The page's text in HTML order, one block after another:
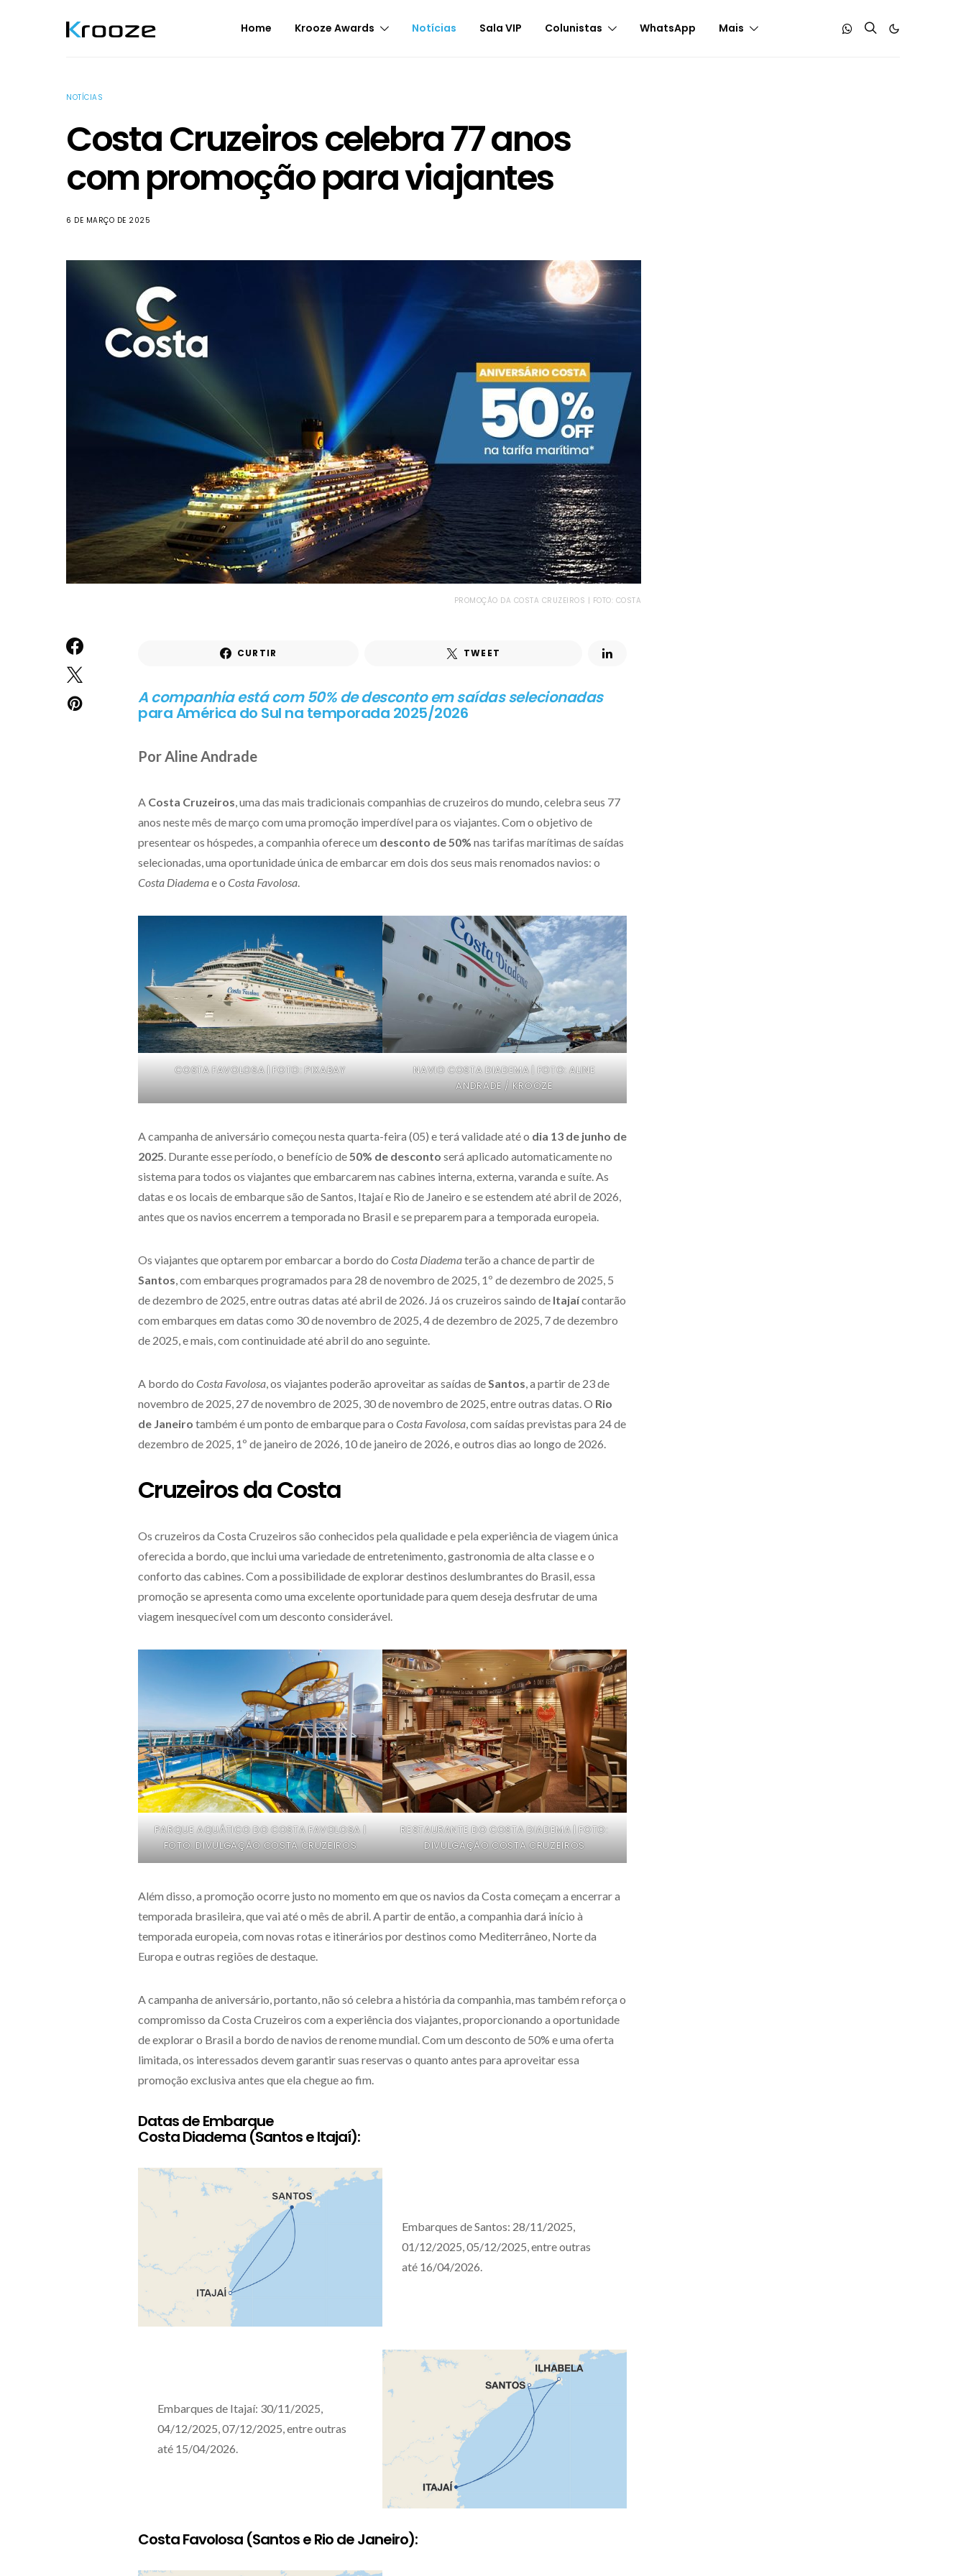
Home Krooze Awards Notícias Sala VIP Colunistas WhatsApp Mais
NOTÍCIAS
Costa Cruzeiros celebra 77 anos
com promoção para viajantes
6 DE MARÇO DE 2025
PROMOÇÃO DA COSTA CRUZEIROS | FOTO: COSTA
CURTIR TWEET
A companhia está com 50% de desconto em saídas selecionadas
para América do Sul na temporada 2025/2026
Por Aline Andrade
A Costa Cruzeiros, uma das mais tradicionais companhias de cruzeiros do mundo, celebra seus 77
anos neste mês de março com uma promoção imperdível para os viajantes. Com o objetivo de
presentear os hóspedes, a companhia oferece um desconto de 50% nas tarifas marítimas de saídas
selecionadas, uma oportunidade única de embarcar em dois dos seus mais renomados navios: o
Costa Diademae o Costa Favolosa.
COSTA FAVOLOSA | FOTO: PIXABAY
NAVIO COSTA DIADEMA | FOTO: ALINE
ANDRADE / KROOZE
A campanha de aniversário começou nesta quarta-feira (05) e terá validade até o dia 13 de junho de
2025. Durante esse período, o benefício de50% de desconto será aplicado automaticamente no
sistema para todos os viajantes que embarcarem nas cabines interna, externa, varanda e suíte. As
datas e os locais de embarque são de Santos, Itajaí e Rio de Janeiro e se estendem até abril de 2026,
antes que os navios encerrem a temporada no Brasil e se preparem para a temporada europeia.
Os viajantes que optarem por embarcar a bordo do Costa Diadematerão a chance de partir de
Santos, com embarques programados para 28 de novembro de 2025, 1º de dezembro de 2025, 5
de dezembro de 2025, entre outras datas até abril de 2026. Já os cruzeiros saindo de Itajaícontarão
com embarques em datas como 30 de novembro de 2025, 4 de dezembro de 2025, 7 de dezembro
de 2025, e mais, com continuidade até abril do ano seguinte.
A bordo do Costa Favolosa, os viajantes poderão aproveitar as saídas deSantos, a partir de 23 de
novembro de 2025, 27 de novembro de 2025, 30 de novembro de 2025, entre outras datas. O Rio
de Janeiro também é um ponto de embarque para o Costa Favolosa, com saídas previstas para 24 de
dezembro de 2025, 1º de janeiro de 2026, 10 de janeiro de 2026, e outros dias ao longo de 2026.
Cruzeiros da Costa
Os cruzeiros da Costa Cruzeiros são conhecidos pela qualidade e pela experiência de viagem única
oferecida a bordo, que inclui uma variedade de entretenimento, gastronomia de alta classe e o
conforto das cabines. Com a possibilidade de explorar destinos deslumbrantes do Brasil, essa
promoção se apresenta como uma excelente oportunidade para quem deseja desfrutar de uma
viagem inesquecível com um desconto considerável.
PARQUE AQUÁTICO DO COSTA FAVOLOSA |
FOTO: DIVULGAÇÃO COSTA CRUZEIROS
RESTAURANTE DO COSTA DIADEMA | FOTO:
DIVULGAÇÃO COSTA CRUZEIROS
Além disso, a promoção ocorre justo no momento em que os navios da Costa começam a encerrar a
temporada brasileira, que vai até o mês de abril. A partir de então, a companhia dará início à
temporada europeia, com novas rotas e itinerários por destinos como Mediterrâneo, Norte da
Europa e outras regiões de destaque.
A campanha de aniversário, portanto, não só celebra a história da companhia, mas também reforça o
compromisso da Costa Cruzeiros com a experiência dos viajantes, proporcionando a oportunidade
de explorar o Brasil a bordo de navios de renome mundial. Com um desconto de 50% e uma oferta
limitada, os interessados devem garantir suas reservas o quanto antes para aproveitar essa
promoção exclusiva antes que ela chegue ao fim.
Datas de Embarque
Costa Diadema (Santos e Itajaí):
Embarques de Santos: 28/11/2025,
01/12/2025, 05/12/2025, entre outras
até 16/04/2026.
Embarques de Itajaí: 30/11/2025,
04/12/2025, 07/12/2025, entre outras
até 15/04/2026.
Costa Favolosa (Santos e Rio de Janeiro):